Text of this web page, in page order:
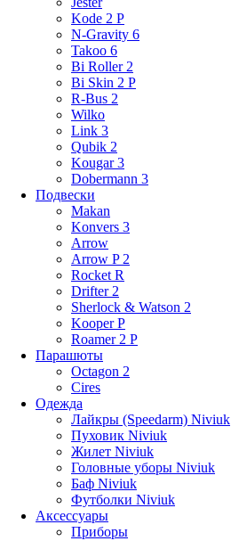
Kode 2 P
N-Gravity 6
Takoo 6
Bi Roller 2
Bi Skin 2 P
R-Bus 2
Wilko
Link 3
Qubik 2
Kougar 3
Dobermann 3
Подвески
Makan
Konvers 3
Arrow
Arrow P 2
Rocket R
Drifter 2
Sherlock & Watson 2
Kooper P
Roamer 2 P
Парашюты
Octagon 2
Cires
Одежда
Лайкры (Speedarm) Niviuk
Пуховик Niviuk
Жилет Niviuk
Головные уборы Niviuk
Баф Niviuk
Футболки Niviuk
Аксессуары
Приборы